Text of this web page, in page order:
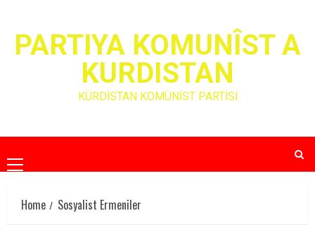
contentPARTIYA KOMUNÎST A
KURDISTAN
KÜRDİSTAN KOMÜNİST PARTİSİ
Primary
Menu
Home
Sosyalist Ermeniler